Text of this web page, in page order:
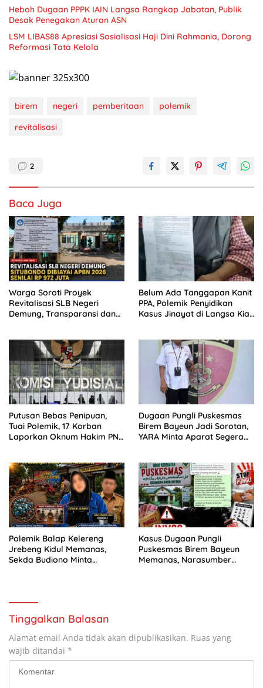
Heboh Dugaan PPPK IAIN Langsa Rangkap Jabatan, Publik
Desak Penegakan Aturan ASN
LSM LIBAS88 Apresiasi Sosialisasi Haji Dini Rahmania, Dorong
Reformasi Tata Kelola
birem negeri pemberitaan
polemik
revitalisasi
2
Baca Juga
Warga Soroti Proyek
Revitalisasi SLB Negeri
Demung, Transparansi dan
Belum Ada Tanggapan Kanit
PPA, Polemik Penyidikan
Kasus Jinayat di Langsa Kian
Putusan Bebas Penipuan,
Tuai Polemik, 17 Korban
Laporkan Oknum Hakim PN
Dugaan Pungli Puskesmas
Birem Bayeun Jadi Sorotan,
YARA Minta Aparat Segera
Polemik Balap Kelereng
Jrebeng Kidul Memanas,
Sekda Budiono Minta
Kasus Dugaan Pungli
Puskesmas Birem Bayeun
Memanas, Narasumber
Tinggalkan Balasan
Alamat email Anda tidak akan dipublikasikan. Ruas yang
wajib ditandai *